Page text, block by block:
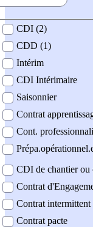
contrat
CDI (2)
CDD (1)
Intérim
CDI Intérimaire
Saisonnier
Contrat
Cont.
CDI de chantier ou
Contrat
Contrat intermittent
Contrat pacte